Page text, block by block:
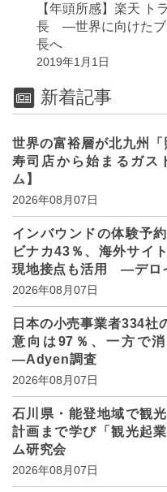
【年頭所感】楽天 ト
長 ―世界に向けたブ
長へ
2019年1月1日
新着記事
世界の富裕層が北九州
寿司店から始まるガス
ム】
2026年08月07日
インバウンドの体験予
ビナカ43％、海外サイ
現地接点も活用 ―デロ
2026年08月07日
日本の小売事業者334社
意向は97％、一方で
―Adyen調査
2026年08月07日
石川県・能登地域で観
計画まで学び「観光起
ム研究会
2026年08月07日